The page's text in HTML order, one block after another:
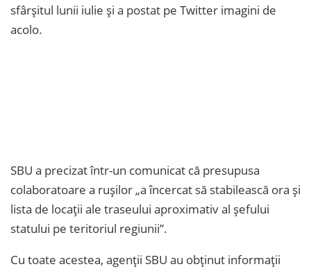
sfârșitul lunii iulie și a postat pe Twitter imagini de
acolo.
SBU a precizat într-un comunicat că presupusa
colaboratoare a rușilor „a încercat să stabilească ora și
lista de locații ale traseului aproximativ al șefului
statului pe teritoriul regiunii”.
Cu toate acestea, agenții SBU au obținut informații